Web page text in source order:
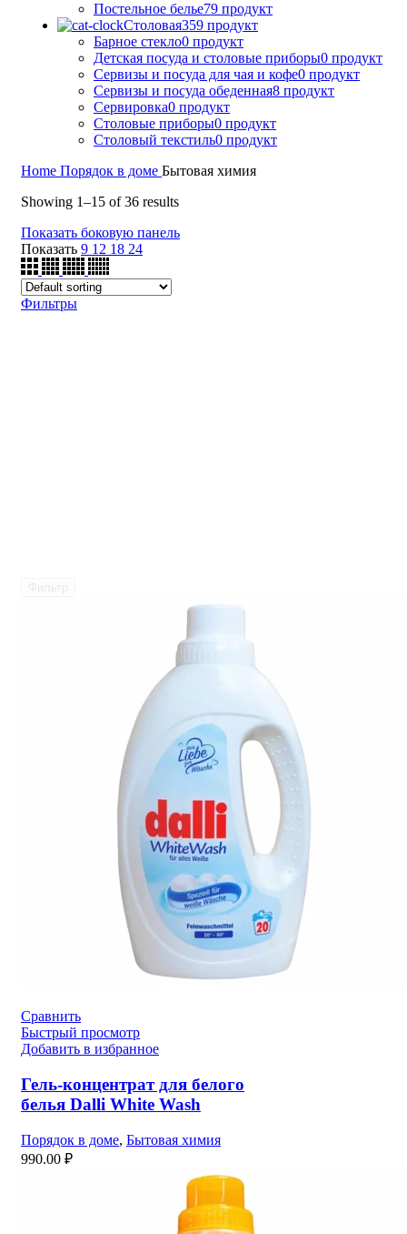
Постельное белье79 продукт
Столовая359 продукт
Барное стекло0 продукт
Детская посуда и столовые приборы0 продукт
Сервизы и посуда для чая и кофе0 продукт
Сервизы и посуда обеденная8 продукт
Сервировка0 продукт
Столовые приборы0 продукт
Столовый текстиль0 продукт
Home Порядок в доме Бытовая химия
Showing 1–15 of 36 results
Показать боковую панель
Показать 9 12 18 24
Фильтры
Сравнить
Быстрый просмотр
Добавить в избранное
Гель-концентрат для белого
белья Dalli White Wash
Порядок в доме, Бытовая химия
990.00 ₽